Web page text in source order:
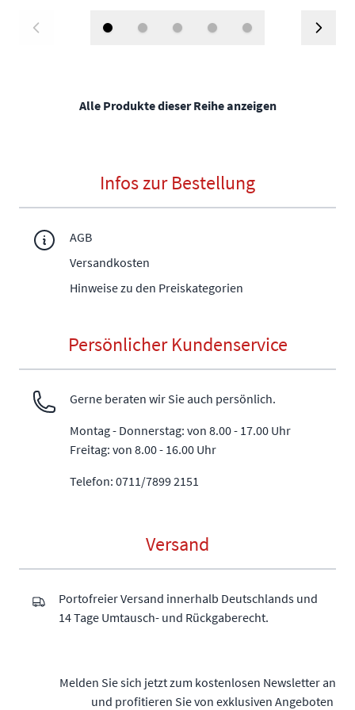
Alle Produkte dieser Reihe anzeigen
Infos zur Bestellung
AGB
Versandkosten
Hinweise zu den Preiskategorien
Persönlicher Kundenservice
Gerne beraten wir Sie auch persönlich.
Montag - Donnerstag: von 8.00 - 17.00 Uhr
Freitag: von 8.00 - 16.00 Uhr
Telefon: 0711/7899 2151
Versand
Portofreier Versand innerhalb Deutschlands und
14 Tage Umtausch- und Rückgaberecht.
Melden Sie sich jetzt zum kostenlosen Newsletter an
und profitieren Sie von exklusiven Angeboten